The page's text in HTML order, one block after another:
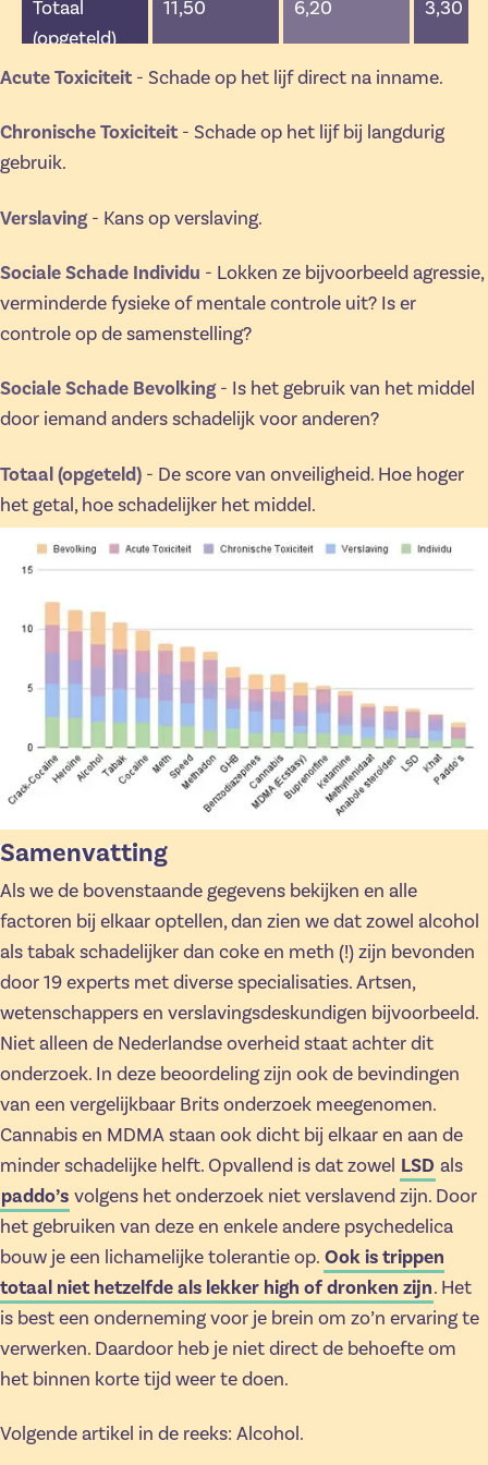
Totaal
(opgeteld)
11,50 6,20 3,30
Acute Toxiciteit- Schade op het lijf direct na inname.
Chronische Toxiciteit- Schade op het lijf bij langdurig
gebruik.
Verslaving- Kans op verslaving.
Sociale Schade Individu - Lokken ze bijvoorbeeld agressie,
verminderde fysieke of mentale controle uit? Is er
controle op de samenstelling?
Sociale Schade Bevolking- Is het gebruik van het middel
door iemand anders schadelijk voor anderen?
Totaal (opgeteld) - De score van onveiligheid. Hoe hoger
het getal, hoe schadelijker het middel.
Samenvatting
Als we de bovenstaande gegevens bekijken en alle
factoren bij elkaar optellen, dan zien we dat zowel alcohol
als tabak schadelijker dan coke en meth (!) zijn bevonden
door 19 experts met diverse specialisaties. Artsen,
wetenschappers en verslavingsdeskundigen bijvoorbeeld.
Niet alleen de Nederlandse overheid staat achter dit
onderzoek. In deze beoordeling zijn ook de bevindingen
van een vergelijkbaar Brits onderzoek meegenomen.
Cannabis en MDMA staan ook dicht bij elkaar en aan de
minder schadelijke helft. Opvallend is dat zowel LSD als
paddo’s volgens het onderzoek niet verslavend zijn. Door
het gebruiken van deze en enkele andere psychedelica
bouw je een lichamelijke tolerantie op. Ook is trippen
totaal niet hetzelfde als lekker high of dronken zijn. Het
is best een onderneming voor je brein om zo’n ervaring te
verwerken. Daardoor heb je niet direct de behoefte om
het binnen korte tijd weer te doen.
Volgende artikel in de reeks: Alcohol.